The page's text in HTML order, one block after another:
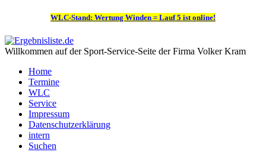
WLC-Stand: Wertung Winden = Lauf 5 ist online!
Willkommen auf der Sport-Service-Seite der Firma Volker Kram
Home
Termine
WLC
Service
Impressum
Datenschutzerklärung
intern
Suchen